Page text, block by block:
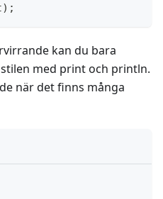
) ;
kan du bara
med print och println.
när det finns många